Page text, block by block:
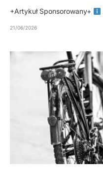
+Artykuł Sponsorowany+
21/06/2026